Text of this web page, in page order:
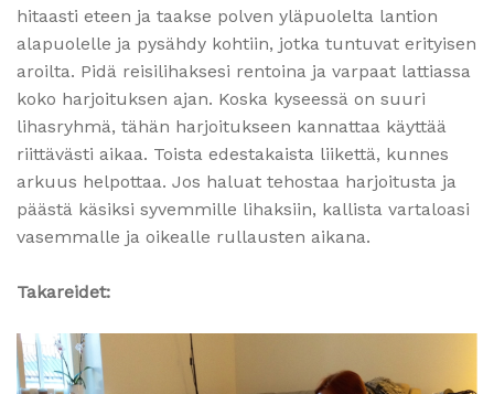
hitaasti eteen ja taakse polven yläpuolelta lantion
alapuolelle ja pysähdy kohtiin, jotka tuntuvat erityisen
aroilta. Pidä reisilihaksesi rentoina ja varpaat lattiassa
koko harjoituksen ajan. Koska kyseessä on suuri
lihasryhmä, tähän harjoitukseen kannattaa käyttää
riittävästi aikaa. Toista edestakaista liikettä, kunnes
arkuus helpottaa. Jos haluat tehostaa harjoitusta ja
päästä käsiksi syvemmille lihaksiin, kallista vartaloasi
vasemmalle ja oikealle rullausten aikana.
Takareidet: